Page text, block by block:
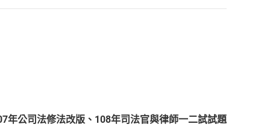
年公司法修法改版、108年司法官與律師一二試試題